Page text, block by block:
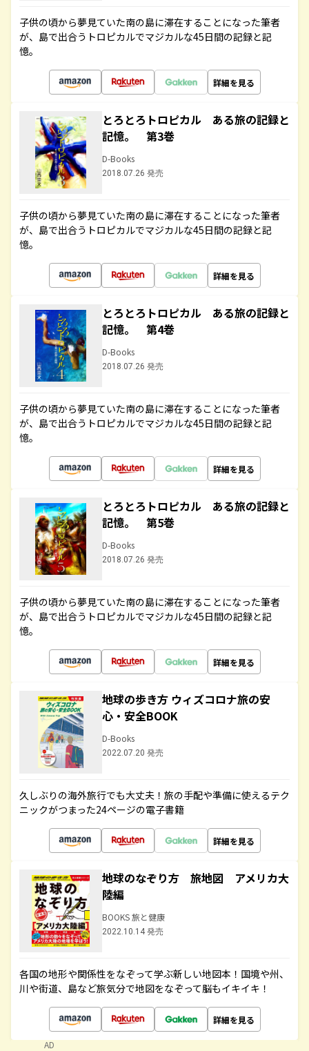
子供の頃から夢見ていた南の島に滞在することになった筆者
が、島で出合うトロピカルでマジカルな45日間の記録と記
憶。
詳細を見る
とろとろトロピカル ある旅の記録と
記憶。 第3巻
D-Books
2018.07.26 発売
子供の頃から夢見ていた南の島に滞在することになった筆者
が、島で出合うトロピカルでマジカルな45日間の記録と記
憶。
詳細を見る
とろとろトロピカル ある旅の記録と
記憶。 第4巻
D-Books
2018.07.26 発売
子供の頃から夢見ていた南の島に滞在することになった筆者
が、島で出合うトロピカルでマジカルな45日間の記録と記
憶。
詳細を見る
とろとろトロピカル ある旅の記録と
記憶。 第5巻
D-Books
2018.07.26 発売
子供の頃から夢見ていた南の島に滞在することになった筆者
が、島で出合うトロピカルでマジカルな45日間の記録と記
憶。
詳細を見る
地球の歩き方 ウィズコロナ旅の安
心・安全BOOK
D-Books
2022.07.20 発売
久しぶりの海外旅行でも大丈夫！旅の手配や準備に使えるテク
ニックがつまった24ページの電子書籍
詳細を見る
地球のなぞり方 旅地図 アメリカ大
陸編
BOOKS 旅と健康
2022.10.14 発売
各国の地形や関係性をなぞって学ぶ新しい地図本！国境や州、
川や街道、島など旅気分で地図をなぞって脳もイキイキ！
詳細を見る
AD